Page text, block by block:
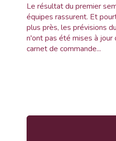
Le résultat du premier
équipes rassurent. Et
plus près, les prévisions
n'ont pas été mises à jour
carnet de commande...